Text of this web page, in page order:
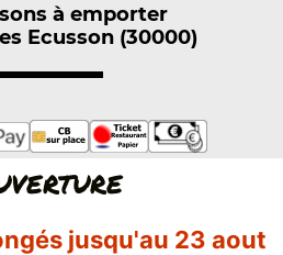
à emporter
Ecusson (30000)
jusqu'au 23 aout